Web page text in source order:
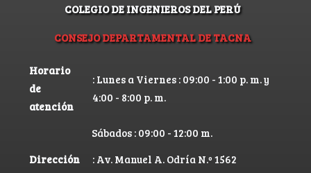
COLEGIO DE INGENIEROS DEL PERÚ
CONSEJO DEPARTAMENTAL DE TACNA
Horario
de
atención
: Lunes a Viernes : 09:00 - 1:00 p. m. y
4:00 - 8:00 p. m.
Sábados : 09:00 - 12:00 m.
Dirección
: Av. Manuel A. Odría N.º 1562